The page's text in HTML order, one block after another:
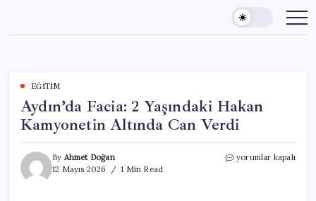
content
EĞITIM
Aydın’da Facia: 2 Yaşındaki Hakan
Kamyonetin Altında Can Verdi
By Ahmet Doğan
12 Mayıs 2026
1 Min Read
Aydın’da
yorumlar kapalı